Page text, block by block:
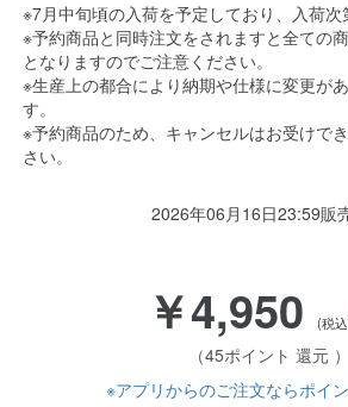
※7月中旬頃の入荷を予定しており、入荷次
※予約商品と同時注文をされますと全ての
となりますのでご注意ください。
※生産上の都合により納期や仕様に変更が
す。
※予約商品のため、キャンセルはお受けで
さい。
2026年06月16日23:59販
￥4,950 (税
（45ポイント 還元 ）
※アプリからのご注文ならポイ